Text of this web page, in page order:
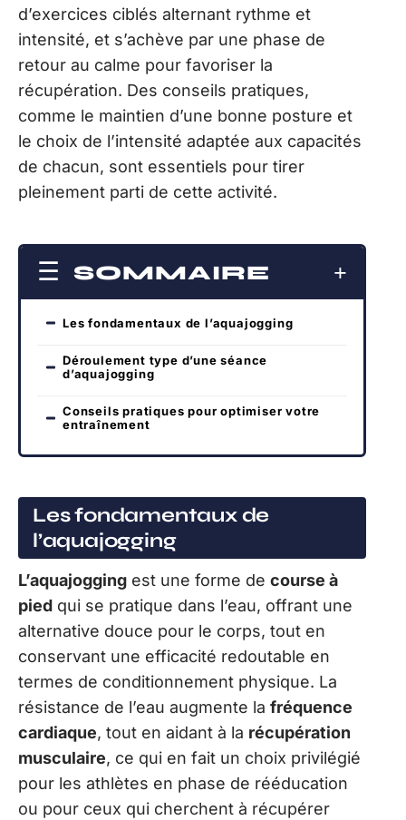
d’exercices ciblés alternant rythme et
intensité, et s’achève par une phase de
retour au calme pour favoriser la
récupération. Des conseils pratiques,
comme le maintien d’une bonne posture et
le choix de l’intensité adaptée aux capacités
de chacun, sont essentiels pour tirer
pleinement parti de cette activité.
SOMMAIRE
Les fondamentaux de l’aquajogging
Déroulement type d’une séance
d’aquajogging
Conseils pratiques pour optimiser votre
entraînement
Les fondamentaux de
l’aquajogging
L’aquajogging est une forme de course à
pied qui se pratique dans l’eau, offrant une
alternative douce pour le corps, tout en
conservant une efficacité redoutable en
termes de conditionnement physique. La
résistance de l’eau augmente la fréquence
cardiaque, tout en aidant à la récupération
musculaire, ce qui en fait un choix privilégié
pour les athlètes en phase de rééducation
ou pour ceux qui cherchent à récupérer